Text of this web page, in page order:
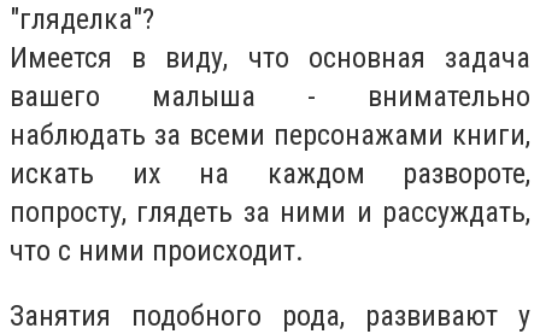
"гляделка"?
Имеется в виду, что основная задача
вашего малыша - внимательно
наблюдать за всеми персонажами книги,
искать их на каждом развороте,
попросту, глядеть за ними и рассуждать,
что с ними происходит.
Занятия подобного рода, развивают у